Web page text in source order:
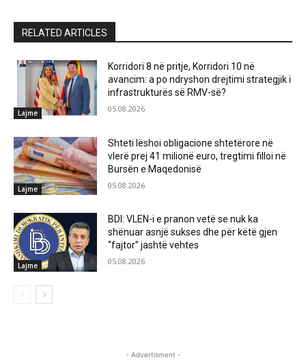
RELATED ARTICLES
Lajme
Korridori 8 në pritje, Korridori 10 në
avancim: a po ndryshon drejtimi strategjik i
infrastrukturës së RMV-së?
05.08.2026
Lajme
Shteti lëshoi obligacione shtetërore në
vlerë prej 41 milionë euro, tregtimi filloi në
Bursën e Maqedonisë
05.08.2026
Lajme
BDI: VLEN-i e pranon vetë se nuk ka
shënuar asnjë sukses dhe për këtë gjen
“fajtor” jashtë vehtes
05.08.2026
- Advertisment -